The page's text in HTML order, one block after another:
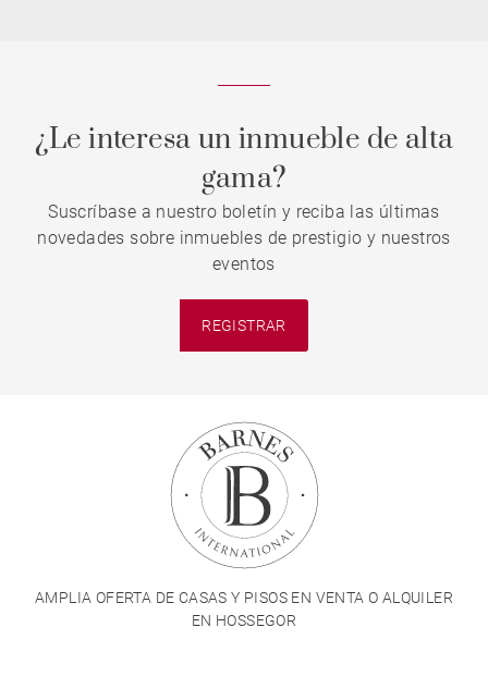
¿Le interesa un inmueble de alta
gama?
Suscríbase a nuestro boletín y reciba las últimas
novedades sobre inmuebles de prestigio y nuestros
eventos
REGISTRAR
AMPLIA OFERTA DE CASAS Y PISOS EN VENTA O ALQUILER
EN HOSSEGOR